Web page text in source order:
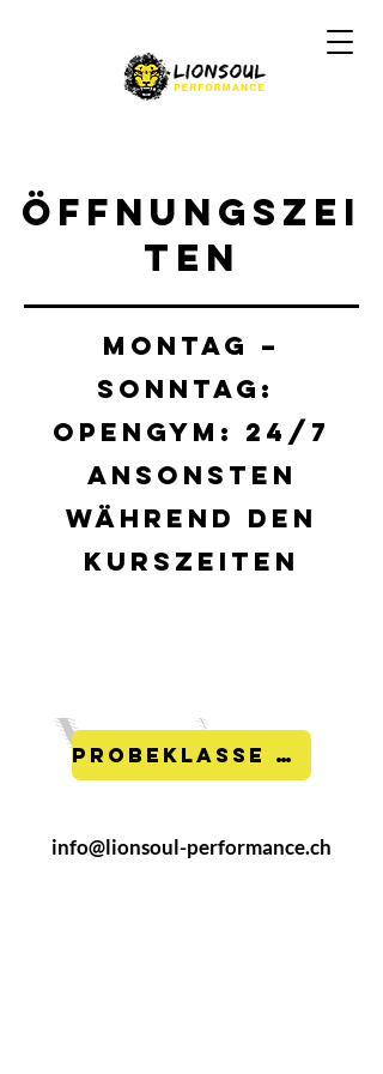
Öffnungszei
ten
Montag –
Sonntag:
Opengym: 24/7
Ansonsten
während den
Kurszeiten
Probeklasse buchen
info@lionsoul-performance.ch